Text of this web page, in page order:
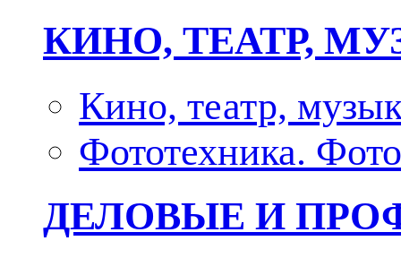
КИНО, ТЕАТР,
Кино, театр,
Фототехника.
ДЕЛОВЫЕ И